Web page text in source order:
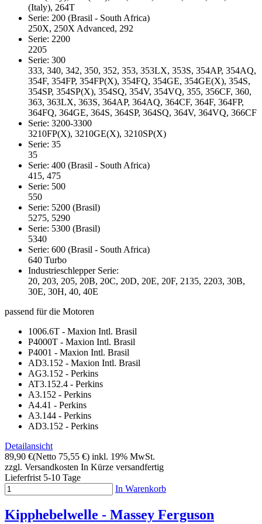
(Italy), 264T
Serie: 200 (Brasil - South Africa)
250X, 250X Advanced, 292
Serie: 2200
2205
Serie: 300
333, 340, 342, 350, 352, 353, 353LX, 353S, 354AP, 354AQ,
354F, 354FP, 354FP(X), 354FQ, 354GE, 354GE(X), 354S,
354SP, 354SP(X), 354SQ, 354V, 354VQ, 355, 356CF, 360,
363, 363LX, 363S, 364AP, 364AQ, 364CF, 364F, 364FP,
364FQ, 364GE, 364S, 364SP, 364SQ, 364V, 364VQ, 366CF
Serie: 3200-3300
3210FP(X), 3210GE(X), 3210SP(X)
Serie: 35
35
Serie: 400 (Brasil - South Africa)
415, 475
Serie: 500
550
Serie: 5200 (Brasil)
5275, 5290
Serie: 5300 (Brasil)
5340
Serie: 600 (Brasil - South Africa)
640 Turbo
Industrieschlepper Serie:
20, 203, 205, 20B, 20C, 20D, 20E, 20F, 2135, 2203, 30B,
30E, 30H, 40, 40E
passend für die Motoren
1006.6T - Maxion Intl. Brasil
P4000T - Maxion Intl. Brasil
P4001 - Maxion Intl. Brasil
AD3.152 - Maxion Intl. Brasil
AG3.152 - Perkins
AT3.152.4 - Perkins
A3.152 - Perkins
A4.41 - Perkins
A3.144 - Perkins
AD3.152 - Perkins
Detailansicht
89,90 €(Netto 75,55 €) inkl. 19% MwSt.
zzgl. Versandkosten In Kürze versandfertig
Lieferfrist 5-10 Tage
In Warenkorb
Kipphebelwelle - Massey Ferguson